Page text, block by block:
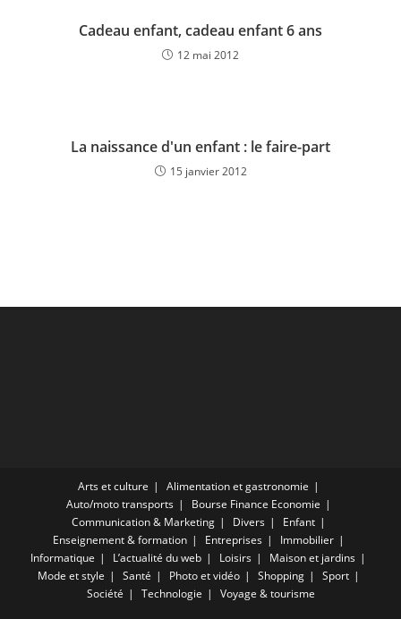
Cadeau enfant, cadeau enfant 6 ans
12 mai 2012
La naissance d'un enfant : le faire-part
15 janvier 2012
Arts et culture
Alimentation et gastronomie
Auto/moto transports
Bourse Finance Economie
Communication & Marketing
Divers
Enfant
Enseignement & formation
Entreprises
Immobilier
Informatique
L’actualité du web Loisirs
Maison et jardins
Mode et style
Santé Photo et vidéo Shopping
Sport
Société
Technologie Voyage & tourisme